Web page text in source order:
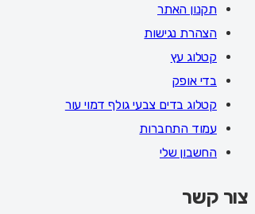
תקנון האתר
הצהרת נגישות
קטלוג עץ
בדי אופק
קטלוג בדים צבעי גולף דמוי עור
עמוד התחברות
החשבון שלי
צור קשר